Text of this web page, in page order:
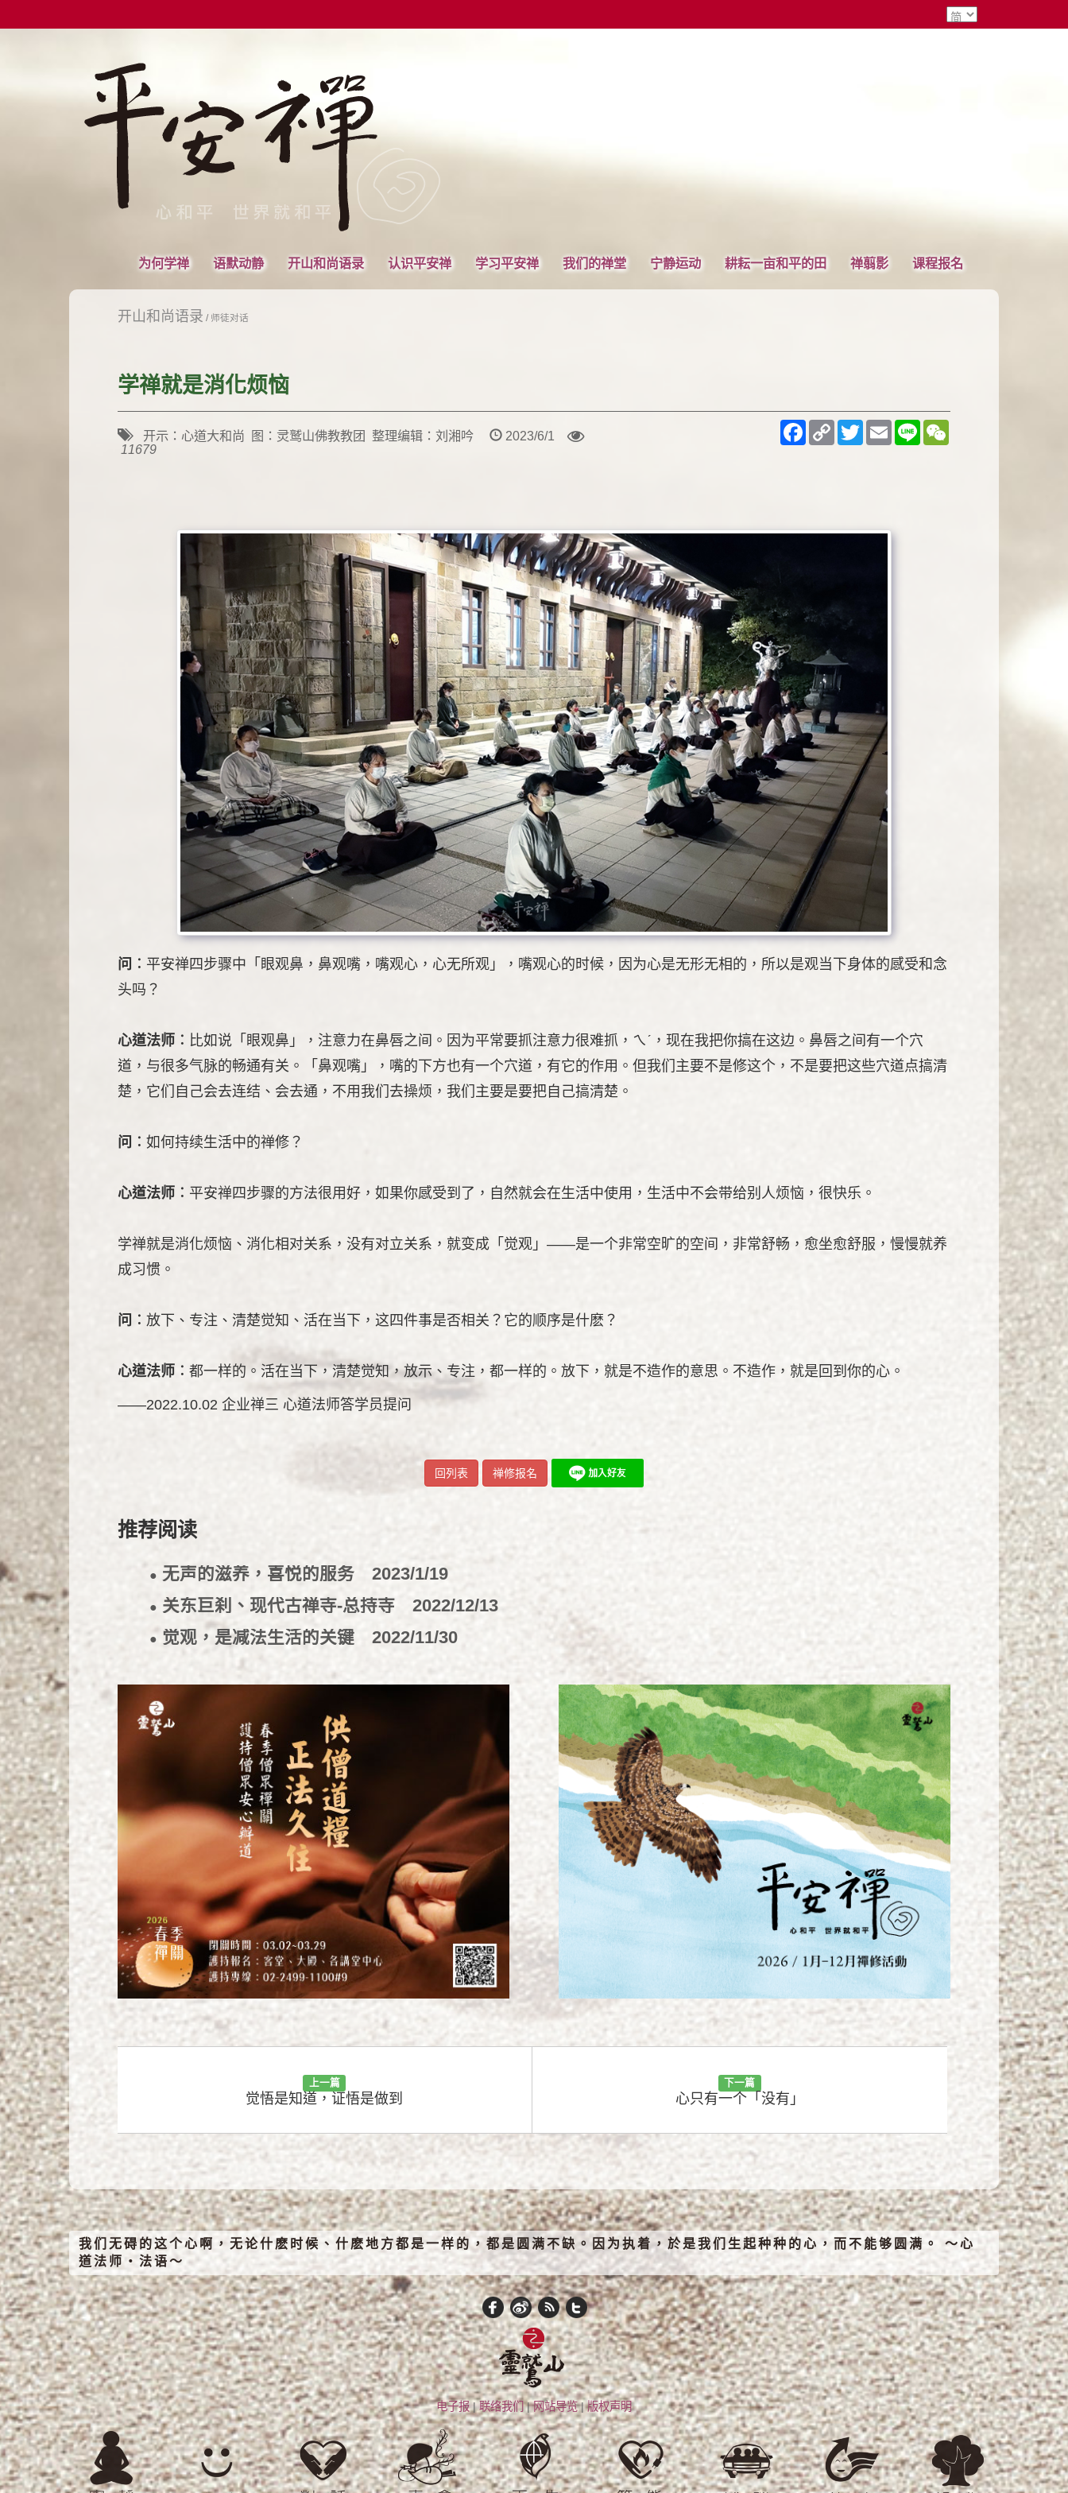
为何学禅 语默动静 开山和尚语录 认识平安禅 学习平安禅 我们的禅堂 宁静运动 耕耘一亩和平的田 禅翦影 课程报名
开山和尚语录 / 师徒对话
学禅就是消化烦恼
开示：心道大和尚 图：灵鹫山佛教教团 整理编辑：刘湘吟
2023/6/1
11679
Facebook
Copy
Link
TwitterEmailLine
问︰ 平安禅四步骤中「眼观鼻，鼻观嘴，嘴观心，心无所观」，嘴观心的时候，因为心是无形无相的，所以是观当下身体的感受和念
头吗？
心道法师︰ 比如说「眼观鼻」，注意力在鼻唇之间。因为平常要抓注意力很难抓，ㄟˊ，现在我把你搞在这边。鼻唇之间有一个穴
道，与很多气脉的畅通有关。「鼻观嘴」，嘴的下方也有一个穴道，有它的作用。但我们主要不是修这个，不是要把这些穴道点搞清
楚，它们自己会去连结、会去通，不用我们去操烦，我们主要是要把自己搞清楚。
问︰ 如何持续生活中的禅修？
心道法师︰ 平安禅四步骤的方法很用好，如果你感受到了，自然就会在生活中使用，生活中不会带给别人烦恼，很快乐。
学禅就是消化烦恼、消化相对关系，没有对立关系，就变成「觉观」——是一个非常空旷的空间，非常舒畅，愈坐愈舒服，慢慢就养
成习惯。
问︰ 放下、专注、清楚觉知、活在当下，这四件事是否相关？它的顺序是什麽？
心道法师︰ 都一样的。活在当下，清楚觉知，放示、专注，都一样的。放下，就是不造作的意思。不造作，就是回到你的心。
——2022.10.02 企业禅三 心道法师答学员提问
回列表 禅修报名
推荐阅读
● 无声的滋养，喜悦的服务 2023/1/19
● 关东巨刹、现代古禅寺-总持寺 2022/12/13
●觉观，是减法生活的关键 2022/11/30
上一篇
觉悟是知道，证悟是做到
下一篇
心只有一个「没有」
我们无碍的这个心啊，无论什麽时候、什麽地方都是一样的，都是圆满不缺。因为执着，於是我们生起种种的心，而不能够圆满。 ～心
道法师‧法语～
电子报|联络我们|网站导览|版权声明